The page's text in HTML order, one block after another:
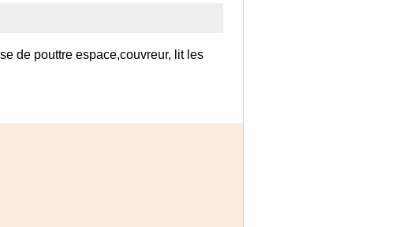
de pouttre espace,couvreur, lit les